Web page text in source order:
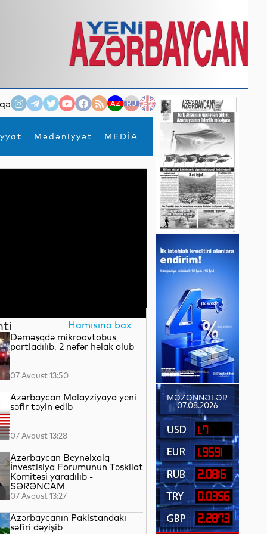
AZ RU EN
Mədəniyyət MEDİA
×
Hamısına bax
Dəməşqdə mikroavtobus
partladılıb, 2 nəfər həlak olub
07 Avqust 13:50
Azərbaycan Malayziyaya yeni
səfir təyin edib
07 Avqust 13:28
Azərbaycan Beynəlxalq
İnvestisiya Forumunun Təşkilat
Komitəsi yaradılıb -
SƏRƏNCAM
07 Avqust 13:27
Azərbaycanın Pakistandakı
səfiri dəyişib
MƏZƏNNƏLƏR
07.08.2026
1.7
1.9591
2.0816
0.0356
2.2873